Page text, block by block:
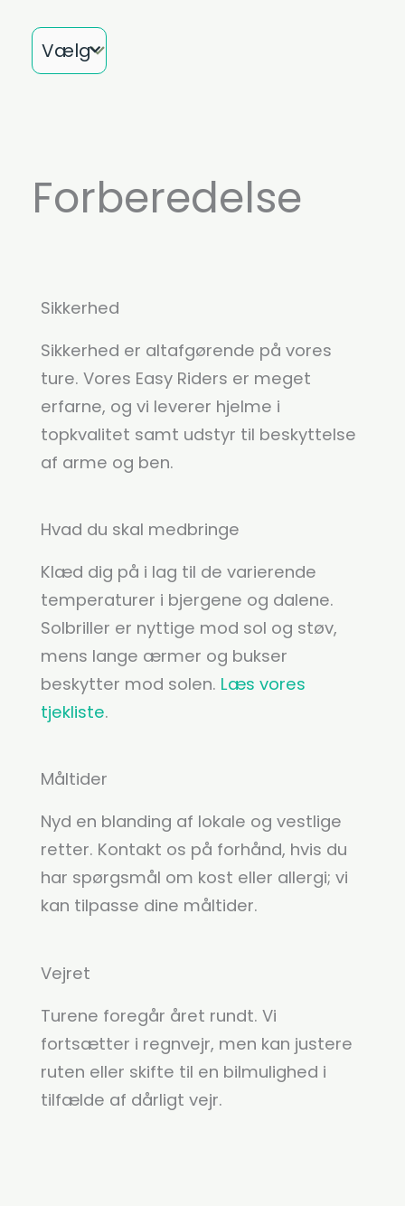
Måned
Forberedelse
Sikkerhed
Sikkerhed er altafgørende på vores
ture. Vores Easy Riders er meget
erfarne, og vi leverer hjelme i
topkvalitet samt udstyr til beskyttelse
af arme og ben.
Hvad du skal medbringe
Klæd dig på i lag til de varierende
temperaturer i bjergene og dalene.
Solbriller er nyttige mod sol og støv,
mens lange ærmer og bukser
beskytter mod solen. Læs vores
tjekliste.
Måltider
Nyd en blanding af lokale og vestlige
retter. Kontakt os på forhånd, hvis du
har spørgsmål om kost eller allergi; vi
kan tilpasse dine måltider.
Vejret
Turene foregår året rundt. Vi
fortsætter i regnvejr, men kan justere
ruten eller skifte til en bilmulighed i
tilfælde af dårligt vejr.